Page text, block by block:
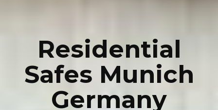
Residential
Safes Munich
Germany